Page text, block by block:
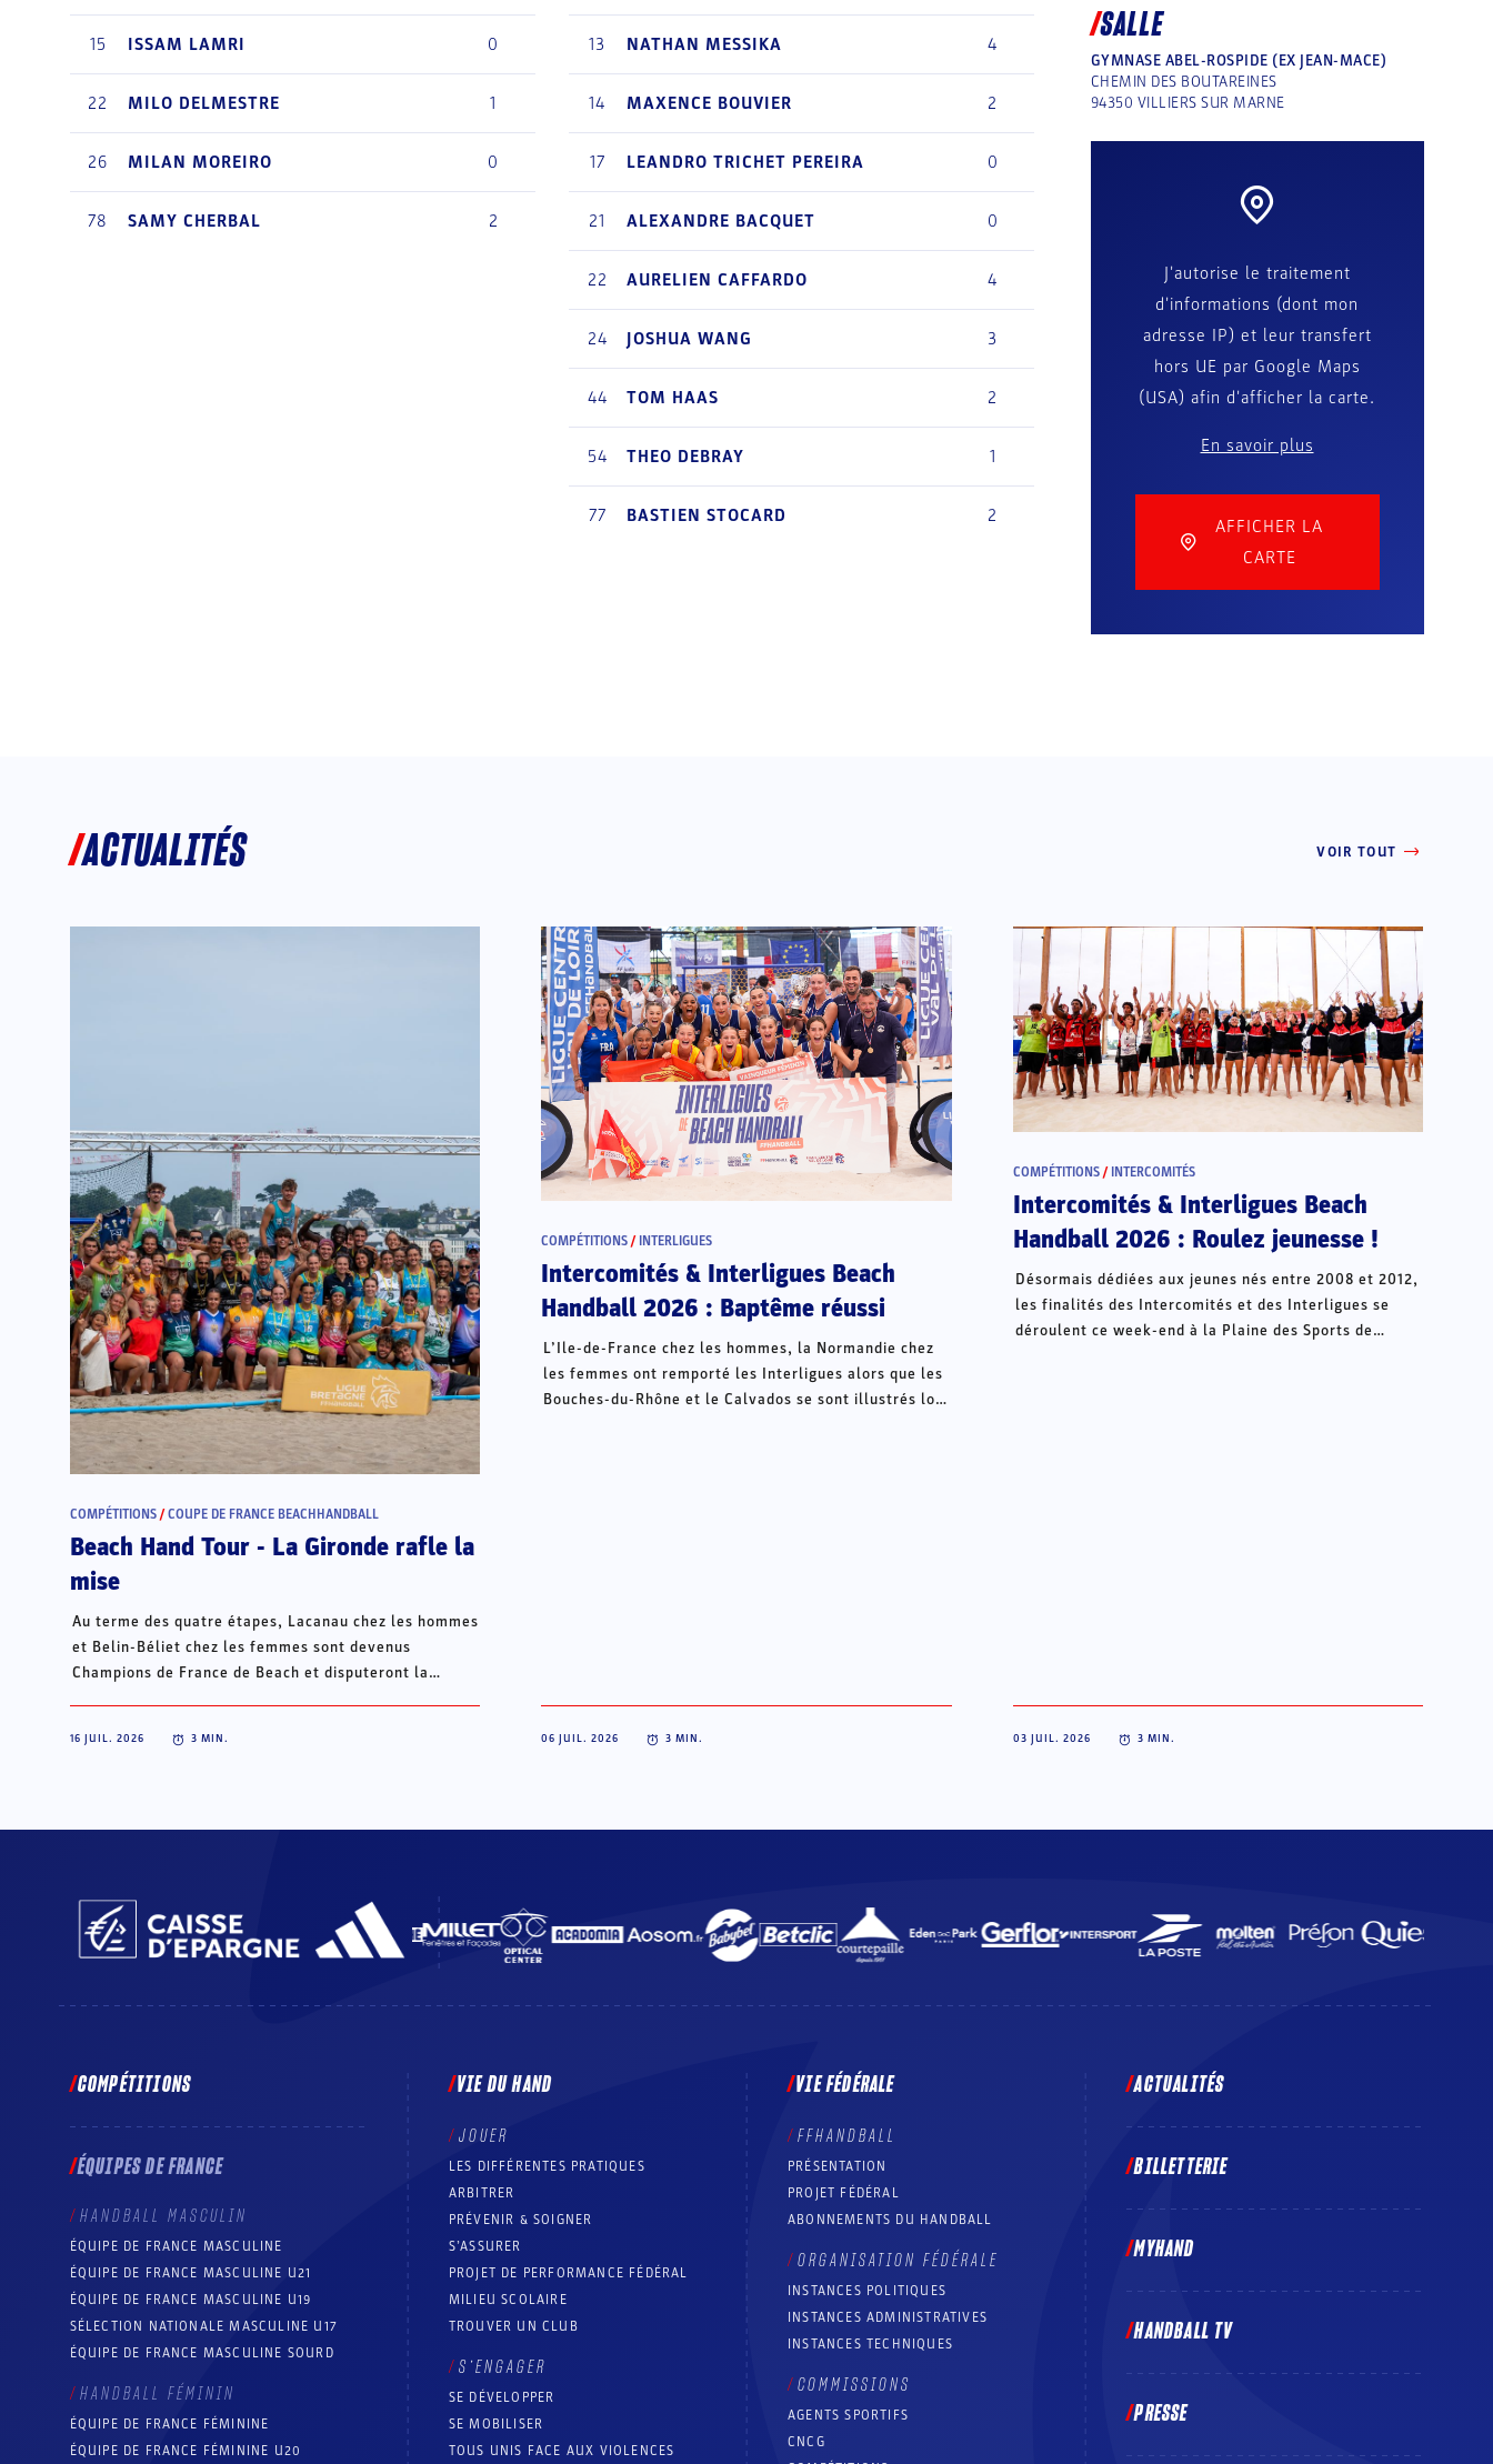
15 ISSAM LAMRI 0
22 MILO DELMESTRE 1
26 MILAN MOREIRO 0
78 SAMY CHERBAL 2
13 NATHAN MESSIKA 4
14 MAXENCE BOUVIER 2
17 LEANDRO TRICHET PEREIRA 0
21 ALEXANDRE BACQUET 0
22 AURELIEN CAFFARDO 4
24 JOSHUA WANG 3
44 TOM HAAS 2
54 THEO DEBRAY 1
77 BASTIEN STOCARD 2
SALLE
GYMNASE ABEL-ROSPIDE (EX JEAN-MACE)
CHEMIN DES BOUTAREINES
94350 VILLIERS SUR MARNE
J'autorise le traitement
d'informations (dont mon
adresse IP) et leur transfert
hors UE par Google Maps
(USA) afin d'afficher la carte.
En savoir plus
AFFICHER LA
CARTE
ACTUALITÉS VOIR TOUT
COMPÉTITIONS /COUPE DE FRANCE BEACHHANDBALL
Beach Hand Tour - La Gironde rafle la
mise
Au terme des quatre étapes, Lacanau chez les hommes
et Belin-Béliet chez les femmes sont devenus
Champions de France de Beach et disputeront la
16 JUIL. 2026 3 MIN.
COMPÉTITIONS / INTERLIGUES
Intercomités & Interligues Beach
Handball 2026 : Baptême réussi
L’Ile-de-France chez les hommes, la Normandie chez
les femmes ont remporté les Interligues alors que les
Bouches-du-Rhône et le Calvados se sont illustrés lors
06 JUIL. 2026 3 MIN.
COMPÉTITIONS / INTERCOMITÉS
Intercomités & Interligues Beach
Handball 2026 : Roulez jeunesse !
Désormais dédiées aux jeunes nés entre 2008 et 2012,
les finalités des Intercomités et des Interligues se
déroulent ce week-end à la Plaine des Sports de
03 JUIL. 2026 3 MIN.
COMPÉTITIONS
ÉQUIPES DE FRANCE
HANDBALL MASCULIN
ÉQUIPE DE FRANCE MASCULINE
ÉQUIPE DE FRANCE MASCULINE U21
ÉQUIPE DE FRANCE MASCULINE U19
SÉLECTION NATIONALE MASCULINE U17
ÉQUIPE DE FRANCE MASCULINE SOURD
HANDBALL FÉMININ
ÉQUIPE DE FRANCE FÉMININE
ÉQUIPE DE FRANCE FÉMININE U20
VIE DU HAND
JOUER
LES DIFFÉRENTES PRATIQUES
ARBITRER
PRÉVENIR & SOIGNER
S’ASSURER
PROJET DE PERFORMANCE FÉDÉRAL
MILIEU SCOLAIRE
TROUVER UN CLUB
S’ENGAGER
SE DÉVELOPPER
SE MOBILISER
TOUS UNIS FACE AUX VIOLENCES
VIE FÉDÉRALE
FFHANDBALL
PRÉSENTATION
PROJET FÉDÉRAL
ABONNEMENTS DU HANDBALL
ORGANISATION FÉDÉRALE
INSTANCES POLITIQUES
INSTANCES ADMINISTRATIVES
INSTANCES TECHNIQUES
COMMISSIONS
AGENTS SPORTIFS
CNCG
ACTUALITÉS
BILLETTERIE
MYHAND
HANDBALL TV
PRESSE